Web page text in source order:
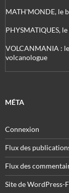
MATH'MONDE, le
PHYSMATIQUES,
VOLCANMANIA :
volcanologue
MÉTA
Connexion
Flux des
Flux des
Site de WordPress-